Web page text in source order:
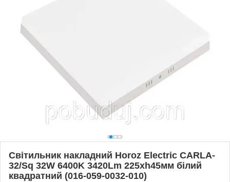
Світильник накладний Horoz Electric CARLA-
32/Sq 32W 6400K 3420Lm 225xh45мм білий
квадратний (016-059-0032-010)